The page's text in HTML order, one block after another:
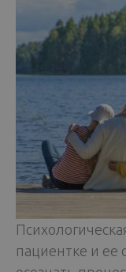
пациентке и